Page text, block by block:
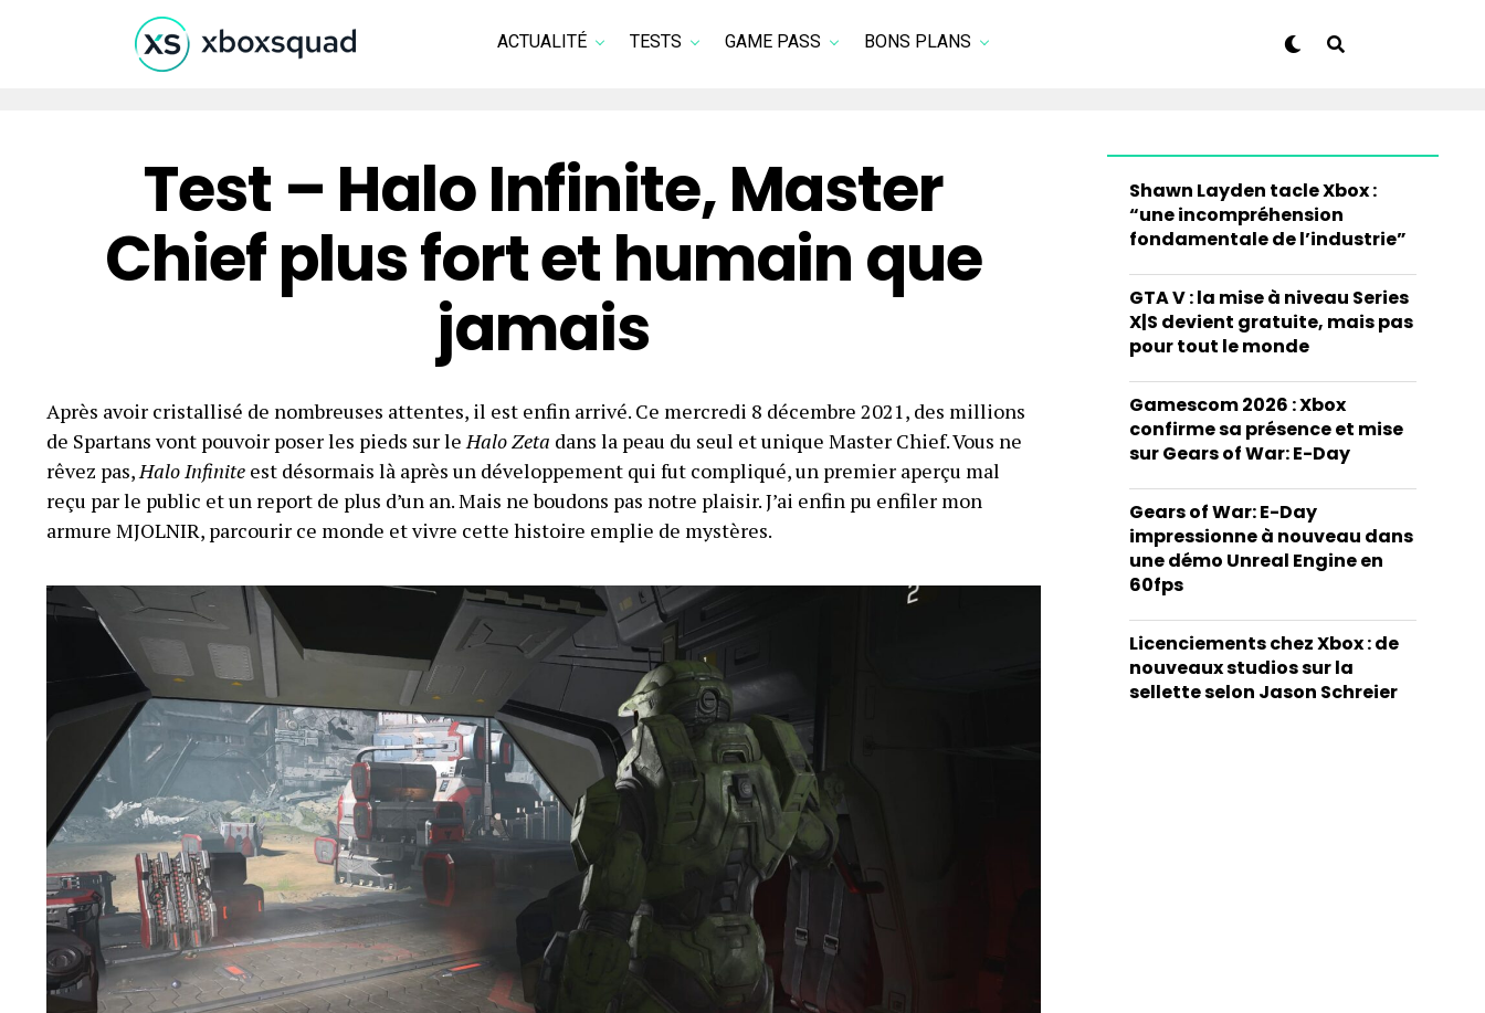
ACTUALITÉ TESTS GAME PASS BONS PLANS
Test – Halo Infinite, Master
Chief plus fort et humain que
jamais
Après avoir cristallisé de nombreuses attentes, il est enfin arrivé. Ce mercredi 8 décembre 2021, des millions
de Spartans vont pouvoir poser les pieds sur leHalo Zeta dans la peau du seul et unique Master Chief. Vous ne
rêvez pas,Halo Infinite est désormais là après un développement qui fut compliqué, un premier aperçu mal
reçu par le public et un report de plus d’un an. Mais ne boudons pas notre plaisir. J’ai enfin pu enfiler mon
armure MJOLNIR, parcourir ce monde et vivre cette histoire emplie de mystères.
Shawn Layden tacle Xbox :
“une incompréhension
fondamentale de l’industrie”
GTA V : la mise à niveau Series
X|S devient gratuite, mais pas
pour tout le monde
Gamescom 2026 : Xbox
confirme sa présence et mise
sur Gears of War: E-Day
Gears of War: E-Day
impressionne à nouveau dans
une démo Unreal Engine en
60fps
Licenciements chez Xbox : de
nouveaux studios sur la
sellette selon Jason Schreier